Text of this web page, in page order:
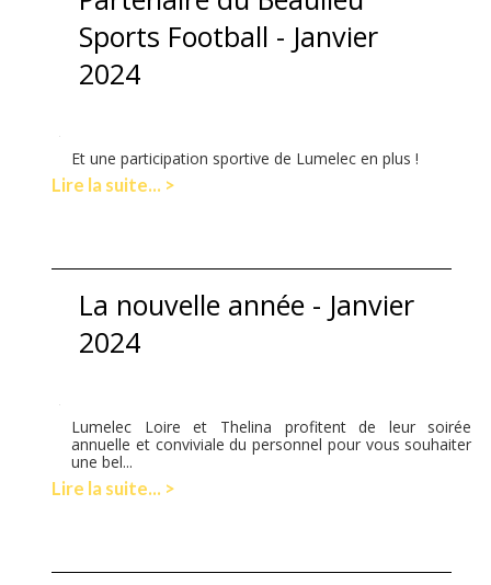
Sports Football - Janvier
2024
Et une participation sportive de Lumelec en plus !
Lire la suite... >
La nouvelle année - Janvier
2024
Lumelec Loire et Thelina profitent de leur soirée
annuelle et conviviale du personnel pour vous souhaiter
une bel...
Lire la suite... >